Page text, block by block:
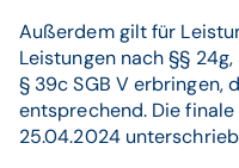
Außerdem gilt für
Leistungen nach §§ 24g,
§ 39c SGB V erbringen,
entsprechend. Die
25.04.2024